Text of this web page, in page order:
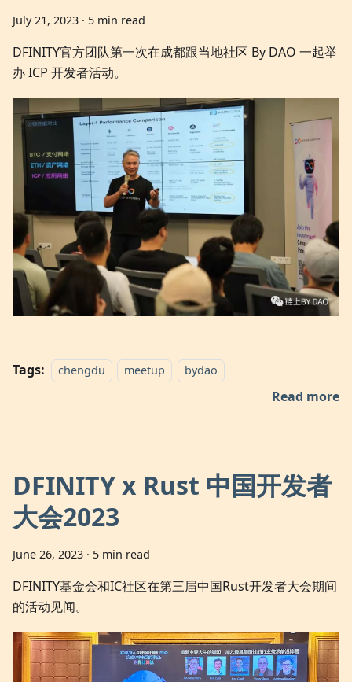
July 21, 2023 · 5 min read
DFINITY官方团队第一次在成都跟当地社区 By DAO 一起举
办 ICP 开发者活动。
Tags: chengdu meetup bydao
Read more
DFINITY x Rust 中国开发者
大会2023
June 26, 2023 · 5 min read
DFINITY基金会和IC社区在第三届中国Rust开发者大会期间
的活动见闻。